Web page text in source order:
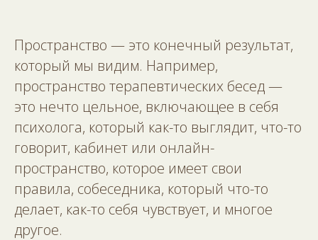
Пространство — это конечный результат,
который мы видим. Например,
пространство терапевтических бесед —
это нечто цельное, включающее в себя
психолога, который как-то выглядит, что-то
говорит, кабинет или онлайн-
пространство, которое имеет свои
правила, собеседника, который что-то
делает, как-то себя чувствует, и многое
другое.